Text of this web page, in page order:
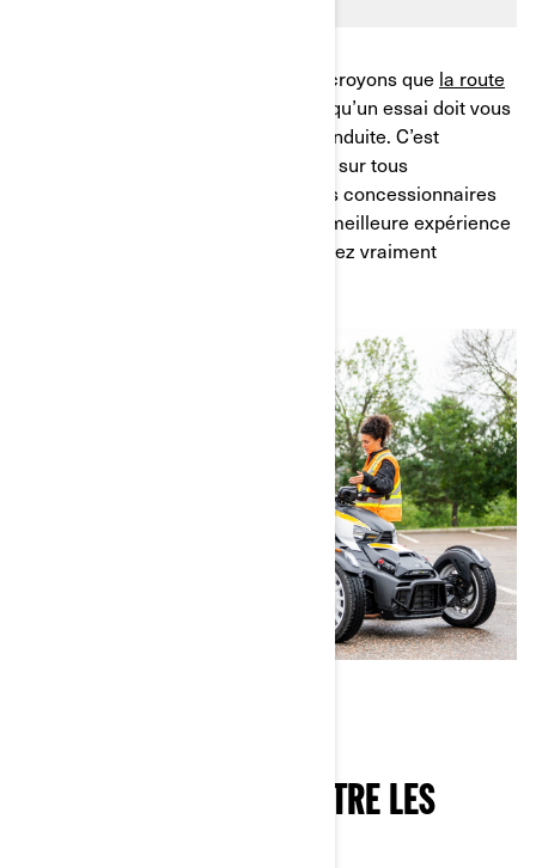
Chez Can-Am, non seulement nous croyons que la route
, mais nous croyons aussi qu’un essai doit vous
apporter toutes les sensations de conduite. C’est
pourquoi nous proposons des essais sur tous
. De plus, nos concessionnaires
sont formés pour vous permettre la meilleure expérience
d’essai possible, afin que vous puissiez vraiment
APPRENDRE À CONNAÎTRE LES